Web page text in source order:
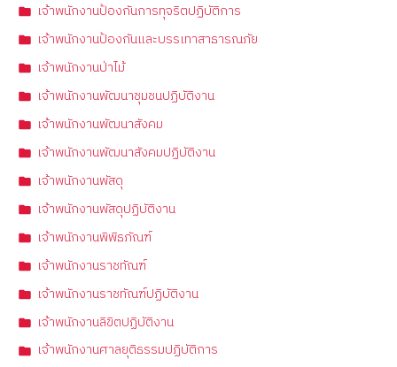
เจ้าพนักงานป้องกันการทุจริตปฏิบัติการ
เจ้าพนักงานป้องกันและบรรเทาสาธารณภัย
เจ้าพนักงานป่าไม้
เจ้าพนักงานพัฒนาชุมชนปฏิบัติงาน
เจ้าพนักงานพัฒนาสังคม
เจ้าพนักงานพัฒนาสังคมปฏิบัติงาน
เจ้าพนักงานพัสดุ
เจ้าพนักงานพัสดุปฏิบัติงาน
เจ้าพนักงานพิพิธภัณฑ์
เจ้าพนักงานราชทัณฑ์
เจ้าพนักงานราชทัณฑ์ปฏิบัติงาน
เจ้าพนักงานลิขิตปฏิบัติงาน
เจ้าพนักงานศาลยุติธรรมปฏิบัติการ